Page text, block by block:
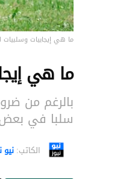
ما هي إيجابيات
ما هي
بالرغم من
سلبا في
الكاتب: نيو